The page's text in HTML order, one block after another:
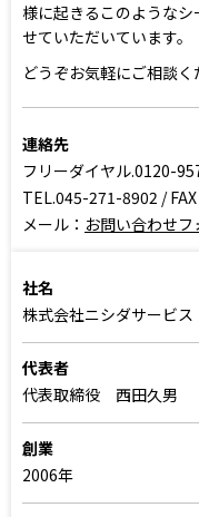
様に起きるこのような
せていただいています。
どうぞお気軽にご相談く
連絡先
フリーダイヤル.0120-
TEL.045-271-8902 /
メール： お問い合わせフ
社名
株式会社ニシダサービス
代表者
代表取締役 西田久男
創業
2006年